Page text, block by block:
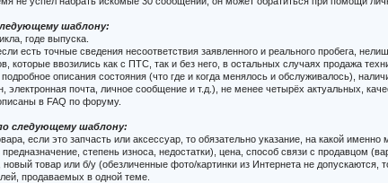
шаблону:
годе выпуска.
есть точные сведения несоответствия заявленного и реального пробега,
которые ввозились как с ПТС, так и без него, в остальных случаях продажа
описания состояния (что где и когда менялось и обслуживалось),
почта, личное сообщение и т.д.), не менее четырёх актуальных,
в FAQ по форуму.
следующему шаблону:
если это запчасть или аксессуар, то обязательно указание, на какой именно
степень износа, недостатки), цена, способ связи с продавцом
товар или б/у (обезличенные фото/картинки из Интернета не
продаваемых в одной теме.